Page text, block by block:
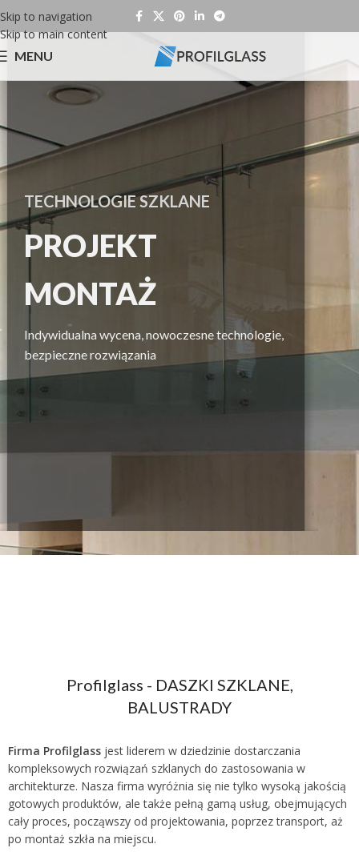
Skip to navigation
Skip to main content
MENU
TECHNOLOGIE SZKLANE
PROJEKT
MONTAŻ
Indywidualna wycena, nowoczesne technologie,
bezpieczne rozwiązania
Profilglass - DASZKI SZKLANE,
BALUSTRADY
Firma Profilglass jest liderem w dziedzinie dostarczania
kompleksowych rozwiązań szklanych do zastosowania w
architekturze. Nasza firma wyróżnia się nie tylko wysoką jakością
gotowych produktów, ale także pełną gamą usług, obejmujących
cały proces, począwszy od projektowania, poprzez transport, aż
po montaż szkła na miejscu.